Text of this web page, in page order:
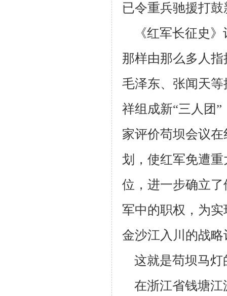
已令重兵驰援打
《红军长征史》
那样由那么多人
毛泽东、张闻天
祥组成新“三人 团
家评价苟坝会议
划，使红军免遭
位，进一步确立
军中的职权，为实
金沙江入川的战
这就是苟坝马灯
在浙江省钱塘江